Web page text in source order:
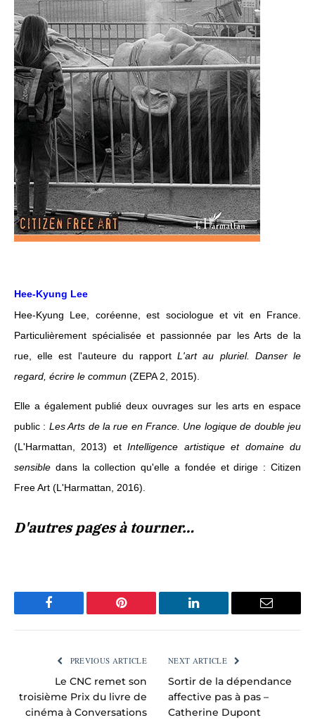
Hee-Kyung Lee
Hee-Kyung Lee, coréenne, est sociologue et vit en France.
Particulièrement spécialisée et passionnée par les Arts de la
rue, elle est l'auteure du rapportL'art au pluriel. Danser le
regard, écrire le commun (ZEPA 2, 2015).
Elle a également publié deux ouvrages sur les arts en espace
public : Les Arts de la rue en France. Une logique de double jeu
(L'Harmattan, 2013) etIntelligence artistique et domaine du
sensible dans la collection qu'elle a fondée et dirige : Citizen
Free Art (L'Harmattan, 2016).
D'autres pages à tourner…
Facebook Pinterest LinkedIn Email
PREVIOUS ARTICLE
Le CNC remet son
troisième Prix du livre de
cinéma à Conversations
NEXT ARTICLE
Sortir de la dépendance
affective pas à pas –
Catherine Dupont